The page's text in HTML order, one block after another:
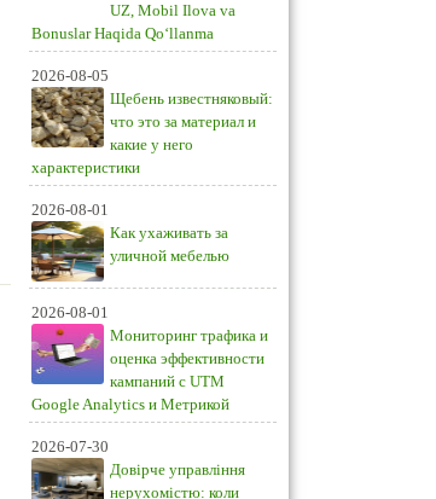
UZ, Mobil Ilova va
Bonuslar Haqida Qo‘llanma
2026-08-05
Щебень известняковый:
что это за материал и
какие у него
характеристики
2026-08-01
Как ухаживать за
уличной мебелью
2026-08-01
Мониторинг трафика и
оценка эффективности
кампаний с UTM
Google Analytics и Метрикой
2026-07-30
Довірче управління
нерухомістю: коли